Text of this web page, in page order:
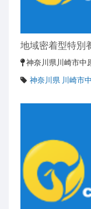
地域密着型特別
神奈川県川崎市中
神奈川県 川崎市